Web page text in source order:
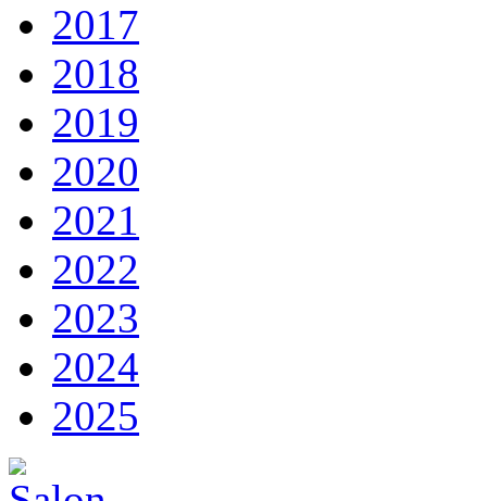
2017
2018
2019
2020
2021
2022
2023
2024
2025